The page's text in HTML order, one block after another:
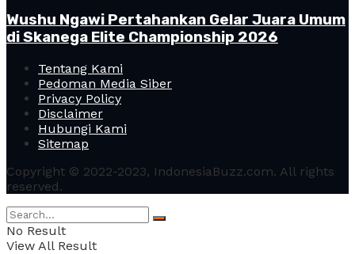
Wushu Ngawi Pertahankan Gelar Juara Umum
di Skanega Elite Championship 2026
Tentang Kami
Pedoman Media Siber
Privacy Policy
Disclaimer
Hubungi Kami
Sitemap
Copyright © 2022-2023, IndonesiaBuzz.com. All rights
reserved.
No Result
View All Result